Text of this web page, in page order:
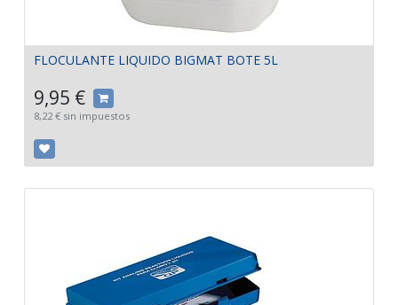
FLOCULANTE LIQUIDO BIGMAT BOTE 5L
9,95 €
8,22€ sin impuestos